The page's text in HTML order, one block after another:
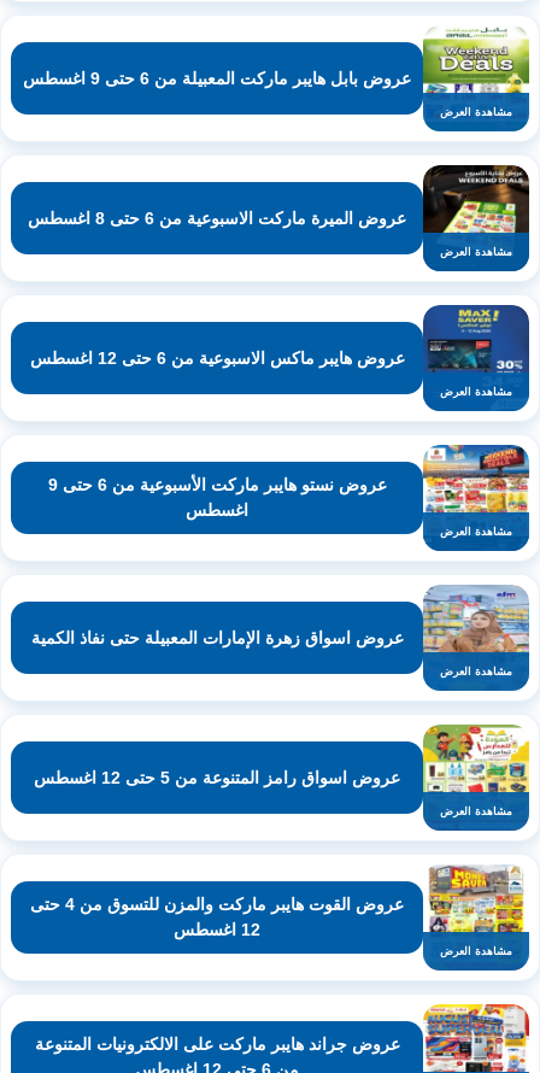
مشاهدة العرض
عروض بابل هايبر ماركت المعبيلة من 6 حتى 9 اغسطس
مشاهدة العرض
عروض الميرة ماركت الاسبوعية من 6 حتى 8 اغسطس
مشاهدة العرض
عروض هايبر ماكس الاسبوعية من 6 حتى 12 اغسطس
مشاهدة العرض
عروض نستو هايبر ماركت الأسبوعية من 6 حتى 9
اغسطس
مشاهدة العرض
عروض اسواق زهرة الإمارات المعبيلة حتى نفاذ الكمية
مشاهدة العرض
عروض اسواق رامز المتنوعة من 5 حتى 12 اغسطس
مشاهدة العرض
عروض القوت هايبر ماركت والمزن للتسوق من 4 حتى
12 اغسطس
عروض جراند هايبر ماركت على الالكترونيات المتنوعة